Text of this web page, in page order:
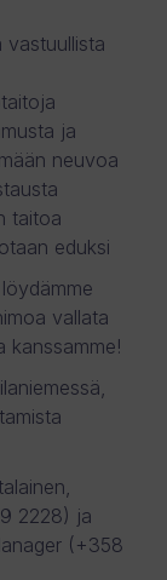
vastuullista
ja
neuvoa
taitoa
eduksi
vallata
kanssamme!
2228) ja
(+358